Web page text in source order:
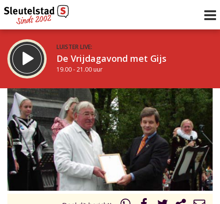
LUISTER LIVE:
De Vrijdagavond met Gijs
19.00 - 21.00 uur
STRAKS:
De avond van Sleutelstad
21.00 - 0.00 uur
Vorig uur
uur 1 van 0 Volgend uur
Inklappen